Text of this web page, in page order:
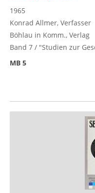
1965
Konrad Allmer, Verfasser
Böhlau in Komm., Verlag
Band 7 / "Studien zur
MB 5